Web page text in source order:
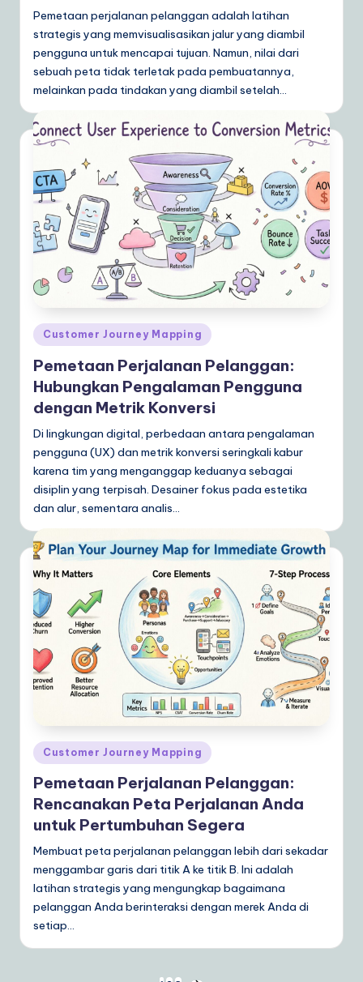
Pemetaan perjalanan pelanggan adalah latihan
strategis yang memvisualisasikan jalur yang diambil
pengguna untuk mencapai tujuan. Namun, nilai dari
sebuah peta tidak terletak pada pembuatannya,
melainkan pada tindakan yang diambil setelah…
Posted
in
Customer Journey Mapping
Pemetaan Perjalanan Pelanggan:
Hubungkan Pengalaman Pengguna
dengan Metrik Konversi
Di lingkungan digital, perbedaan antara pengalaman
pengguna (UX) dan metrik konversi seringkali kabur
karena tim yang menganggap keduanya sebagai
disiplin yang terpisah. Desainer fokus pada estetika
dan alur, sementara analis…
Posted
in
Customer Journey Mapping
Pemetaan Perjalanan Pelanggan:
Rencanakan Peta Perjalanan Anda
untuk Pertumbuhan Segera
Membuat peta perjalanan pelanggan lebih dari sekadar
menggambar garis dari titik A ke titik B. Ini adalah
latihan strategis yang mengungkap bagaimana
pelanggan Anda berinteraksi dengan merek Anda di
setiap…